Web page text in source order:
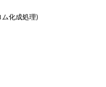
化成処理)